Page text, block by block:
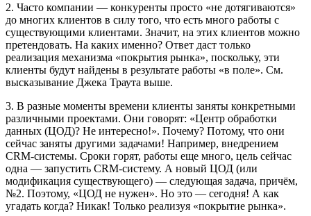
2. Часто компании — конкуренты просто «не дотягиваются»
до многих клиентов в силу того, что есть много работы с
существующими клиентами. Значит, на этих клиентов можно
претендовать. На каких именно? Ответ даст только
реализация механизма «покрытия рынка», поскольку, эти
клиенты будут найдены в результате работы «в поле». См.
высказывание Джека Траута выше.
3. В разные моменты времени клиенты заняты конкретными
различными проектами. Они говорят: «Центр обработки
данных (ЦОД)? Не интересно!». Почему? Потому, что они
сейчас заняты другими задачами! Например, внедрением
CRM-системы. Сроки горят, работы еще много, цель сейчас
одна — запустить CRM-систему. А новый ЦОД (или
модификация существующего) — следующая задача, причём,
№2. Поэтому, «ЦОД не нужен». Но это — сегодня! А как
угадать когда? Никак! Только реализуя «покрытие рынка».